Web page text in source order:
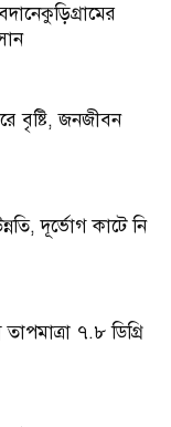
বৃষ্টি, জনজীবন
দূর্ভোগ কাটে নি
৭.৮ ডিগ্রি